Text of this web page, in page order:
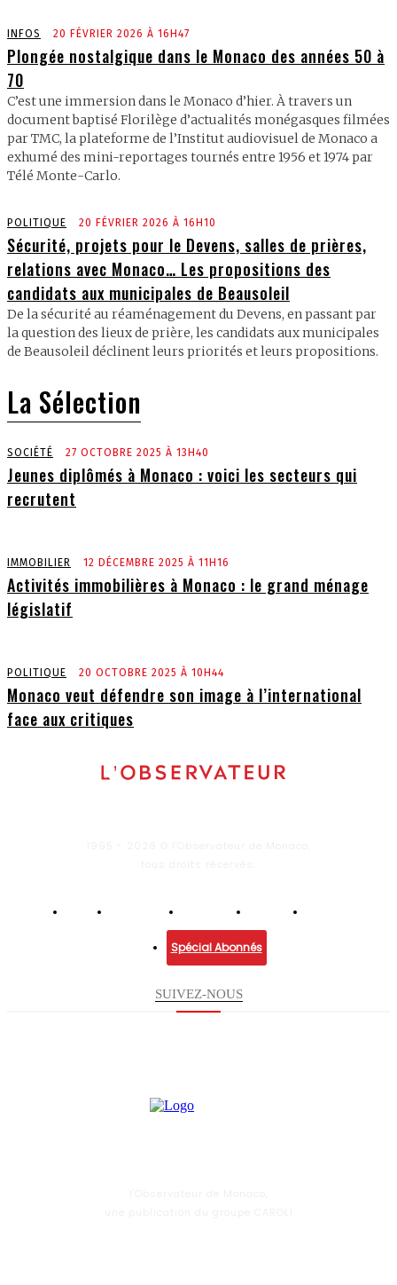
INFOS 20 FÉVRIER 2026 À 16H47
Plongée nostalgique dans le Monaco des années 50 à
70
C’est une immersion dans le Monaco d’hier. À travers un
document baptisé Florilège d’actualités monégasques filmées
par TMC, la plateforme de l’Institut audiovisuel de Monaco a
exhumé des mini-reportages tournés entre 1956 et 1974 par
Télé Monte-Carlo.
POLITIQUE 20 FÉVRIER 2026 À 16H10
Sécurité, projets pour le Devens, salles de prières,
relations avec Monaco… Les propositions des
candidats aux municipales de Beausoleil
De la sécurité au réaménagement du Devens, en passant par
la question des lieux de prière, les candidats aux municipales
de Beausoleil déclinent leurs priorités et leurs propositions.
La Sélection
SOCIÉTÉ 27 OCTOBRE 2025 À 13H40
Jeunes diplômés à Monaco : voici les secteurs qui
recrutent
IMMOBILIER 12 DÉCEMBRE 2025 À 11H16
Activités immobilières à Monaco : le grand ménage
législatif
POLITIQUE 20 OCTOBRE 2025 À 10H44
Monaco veut défendre son image à l’international
face aux critiques
Spécial Abonnés
SUIVEZ-NOUS